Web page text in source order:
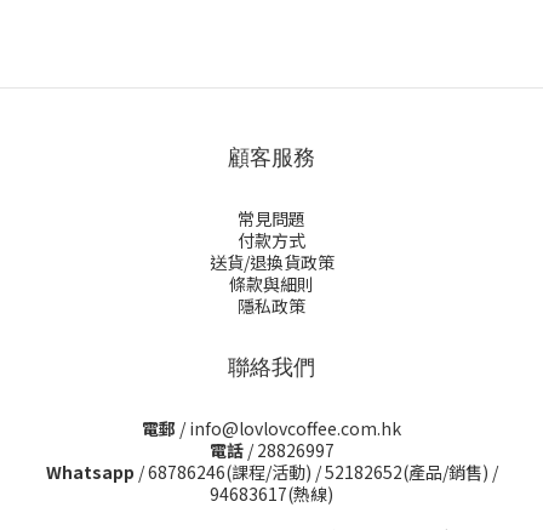
顧客服務
常見問題
付款方式
送貨/退換貨政策
條款與細則
隱私政策
聯絡我們
電郵 / info@lovlovcoffee.com.hk
電話/ 28826997
Whatsapp /68786246(課程/活動) /52182652(產品/銷售) /
94683617(熱線)